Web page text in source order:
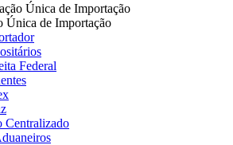
Única de Importação
Única de Importação
Federal
Centralizado